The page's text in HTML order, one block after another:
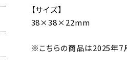
【サイズ】
38×38×22mm
※こちらの商品は2025年7